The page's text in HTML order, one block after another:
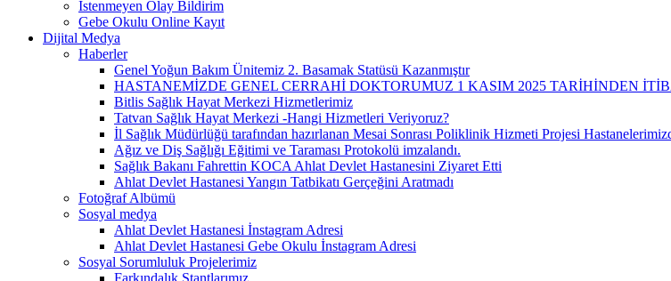
İstenmeyen Olay Bildirim
Gebe Okulu Online Kayıt
Dijital Medya
Haberler
Genel Yoğun Bakım Ünitemiz 2. Basamak Statüsü Kazanmıştır
HASTANEMİZDE GENEL CERRAHİ DOKTORUMUZ 1 KASIM 2025 TARİHİNDEN
Bitlis Sağlık Hayat Merkezi Hizmetlerimiz
Tatvan Sağlık Hayat Merkezi -Hangi Hizmetleri Veriyoruz?
İl Sağlık Müdürlüğü tarafından hazırlanan Mesai Sonrası Poliklinik Hizmeti Projesi
Ağız ve Diş Sağlığı Eğitimi ve Taraması Protokolü imzalandı.
Sağlık Bakanı Fahrettin KOCA Ahlat Devlet Hastanesini Ziyaret Etti
Ahlat Devlet Hastanesi Yangın Tatbikatı Gerçeğini Aratmadı
Fotoğraf Albümü
Sosyal medya
Ahlat Devlet Hastanesi İnstagram Adresi
Ahlat Devlet Hastanesi Gebe Okulu İnstagram Adresi
Sosyal Sorumluluk Projelerimiz
Farkındalık Stantlarımız